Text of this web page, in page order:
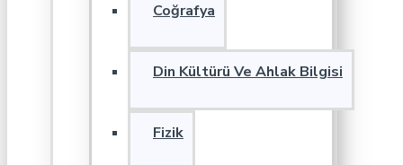
Coğrafya
Din Kültürü Ve Ahlak Bilgisi
Fizik